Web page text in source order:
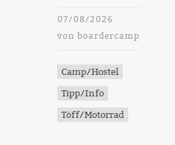
07/08/2026
von boardercamp
Camp/Hostel
Tipp/Info
Töff/Motorrad